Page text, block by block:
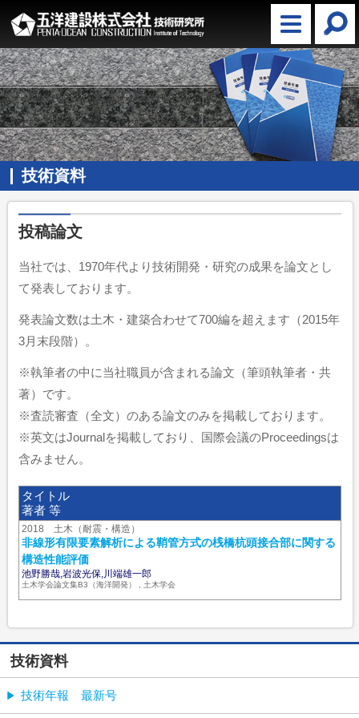
技術資料
投稿論文
当社では、1970年代より技術開発・研究の成果を論文とし
て発表しております。
発表論文数は土木・建築合わせて700編を超えます（2015年
3月末段階）。
※執筆者の中に当社職員が含まれる論文（筆頭執筆者・共
著）です。
※査読審査（全文）のある論文のみを掲載しております。
※英文はJournalを掲載しており、国際会議のProceedingsは
含みません。
タイトル
著者 等
2018 土木（耐震・構造）
非線形有限要素解析による鞘管方式の桟橋杭頭接合部に関する
構造性能評価
池野勝哉,岩波光保,川端雄一郎
土木学会論文集B3（海洋開発） , 土木学会
技術資料
技術年報 最新号